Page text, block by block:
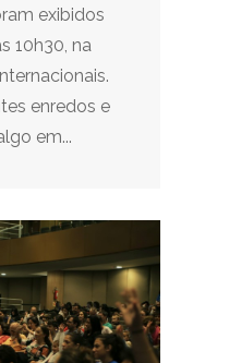
exibidos
10h30, na
enredos e
em...